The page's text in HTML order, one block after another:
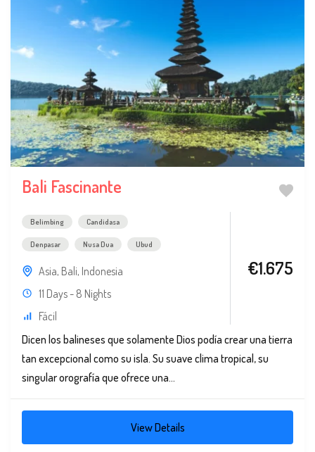
Bali Fascinante
Belimbing Candidasa
Denpasar Nusa Dua Ubud
Asia, Bali, Indonesia
11 Days - 8 Nights
Fácil
€1.675
Dicen los balineses que solamente Dios podía crear una tierra
tan excepcional como su isla. Su suave clima tropical, su
singular orografía que ofrece una...
View Details